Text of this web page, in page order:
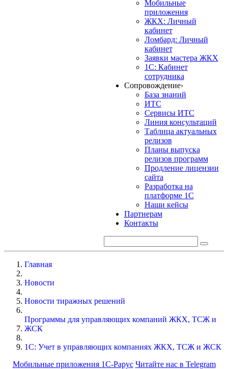
Мобильные
приложения
ЖКХ: Личный
кабинет
Ломбард: Личный
кабинет
Заявки мастера ЖКХ
1С: Кабинет
сотрудника
Сопровождение›
База знаний
ИТС
Сервисы ИТС
Линия консультаций
Таблица актуальных
релизов
Планы выпуска
релизов программ
Продление лицензии
сайта
Разработка на
платформе 1С
Наши кейсы
Партнерам
Контакты
Главная
Новости
Новости тиражных решений
Программы для управляющих компаний ЖКХ, ТСЖ и
ЖСК
1С: Учет в управляющих компаниях ЖКХ, ТСЖ и ЖСК
Мобильные приложения 1С-Рарус Читайте нас в Telegram